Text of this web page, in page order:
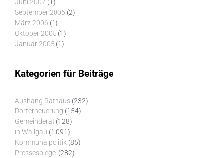
Juni 2007 (1)
September 2006 (2)
März 2006 (1)
Oktober 2005 (1)
Januar 2005 (1)
Kategorien für Beiträge
Aushang Rathaus (232)
Dorferneuerung (154)
Gemeinderat (128)
in Wallgau (1.091)
Kommunalpolitik (85)
Pressespiegel (282)